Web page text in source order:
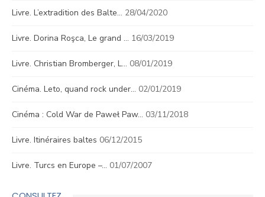
Livre. L’extradition des Balte… 28/04/2020
Livre. Dorina Roşca, Le grand … 16/03/2019
Livre. Christian Bromberger, L… 08/01/2019
Cinéma. Leto, quand rock under… 02/01/2019
Cinéma : Cold War de Paweł Paw… 03/11/2018
Livre. Itinéraires baltes 06/12/2015
Livre. Turcs en Europe –… 01/07/2007